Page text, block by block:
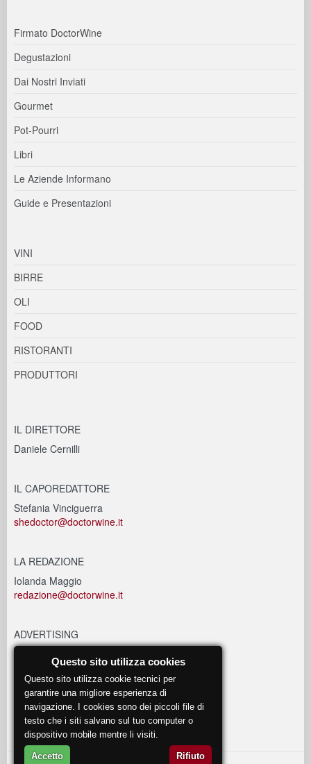
Firmato DoctorWine
Degustazioni
Dai Nostri Inviati
Gourmet
Pot-Pourri
Libri
Le Aziende Informano
Guide e Presentazioni
VINI
BIRRE
OLI
FOOD
RISTORANTI
PRODUTTORI
IL DIRETTORE
Daniele Cernilli
IL CAPOREDATTORE
Stefania Vinciguerra
shedoctor@doctorwine.it
LA REDAZIONE
Iolanda Maggio
redazione@doctorwine.it
ADVERTISING
EVENTI
eventi@doctorwine.it
Questo sito utilizza cookies
Questo sito utilizza cookie tecnici per
garantire una migliore esperienza di
navigazione. I cookies sono dei piccoli file di
testo che i siti salvano sul tuo computer o
dispositivo mobile mentre li visiti.
Accetto Rifiuto